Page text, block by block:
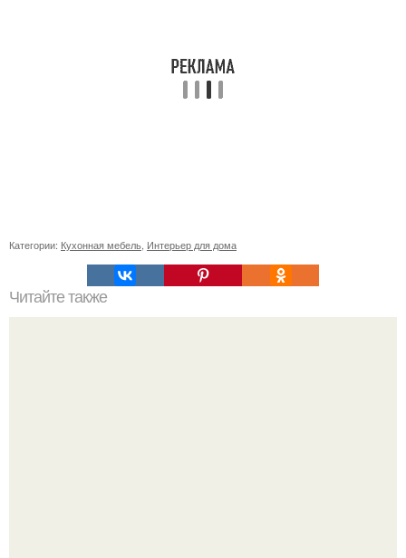
Категории: Кухонная мебель Интерьер для дома
Читайте также